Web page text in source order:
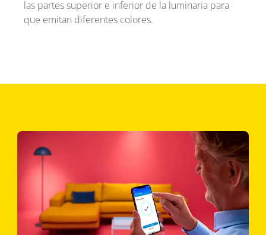
las partes superior e inferior de la luminaria para
que emitan diferentes colores.